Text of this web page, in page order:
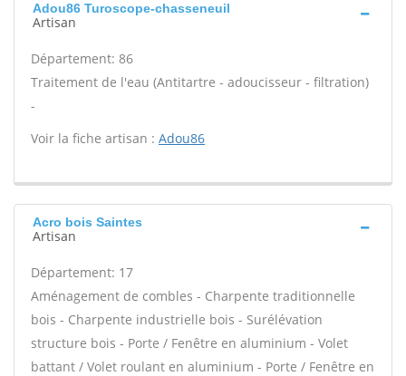
Adou86 Turoscope-chasseneuil
Artisan
Département: 86
Traitement de l'eau (Antitartre - adoucisseur - filtration)
-
Voir la fiche artisan : Adou86
Acro bois Saintes
Artisan
Département: 17
Aménagement de combles - Charpente traditionnelle
bois - Charpente industrielle bois - Surélévation
structure bois - Porte / Fenêtre en aluminium - Volet
battant / Volet roulant en aluminium - Porte / Fenêtre en